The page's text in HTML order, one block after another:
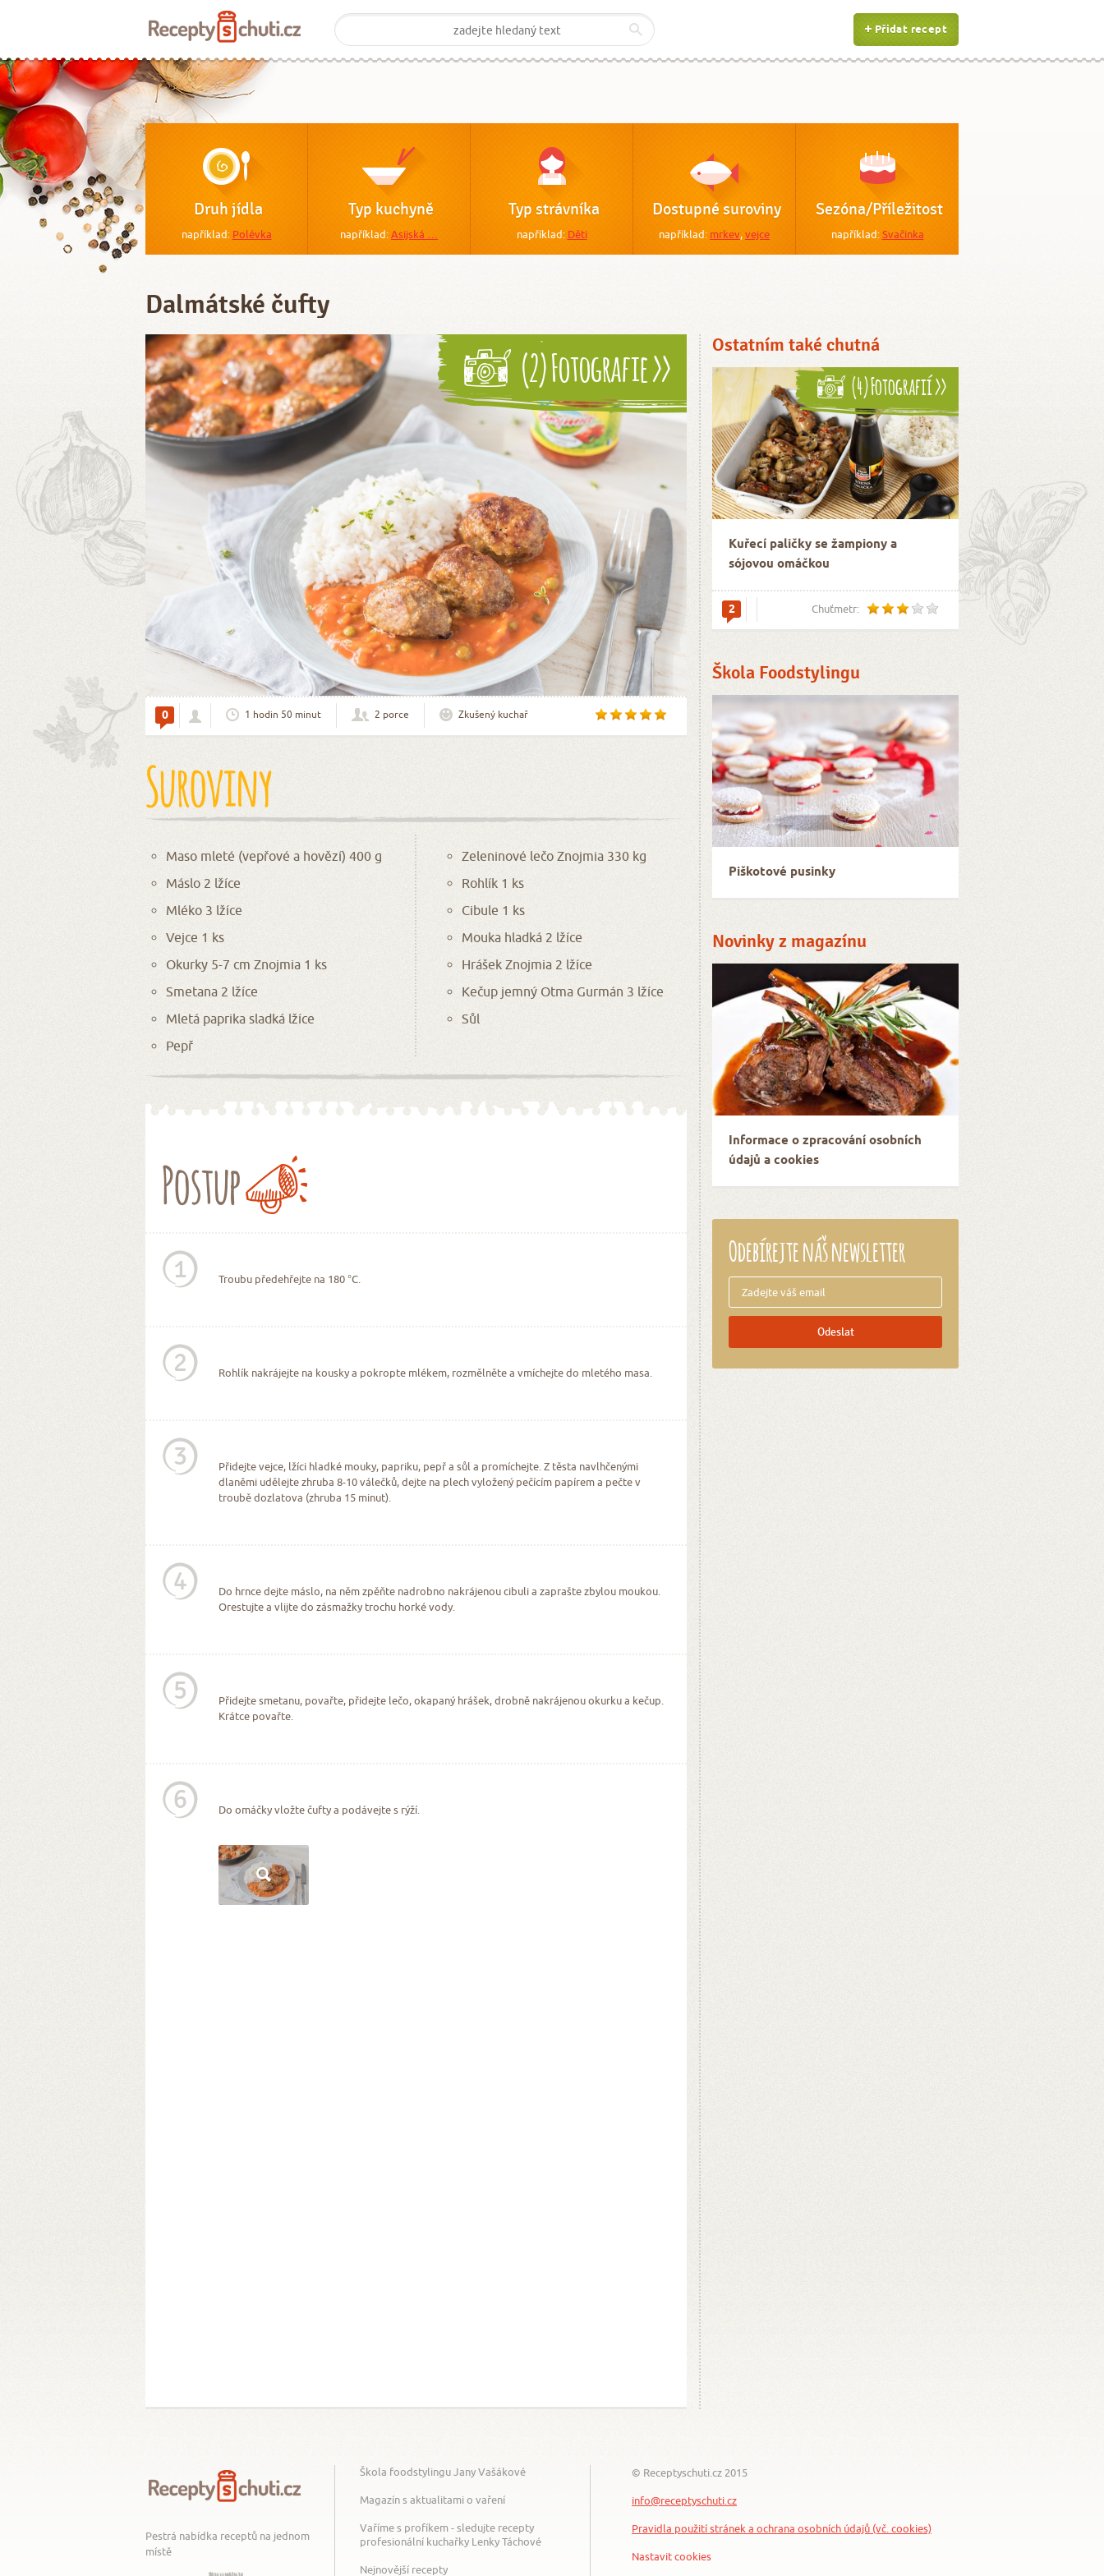
Přidat recept
Druh jídla
například: Polévka
Typ kuchyně
například:Asijská …
Typ strávníka
například: Děti
Dostupné suroviny
například: mrkev,vejce
Sezóna/Příležitost
například:Svačinka
Dalmátské čufty
Ostatním také chutná
(4) Fotografií >>
Kuřecí paličky se žampiony a
sójovou omáčkou
2 Chuťmetr:
Škola Foodstylingu
Piškotové pusinky
Novinky z magazínu
Informace o zpracování osobních
údajů a cookies
Odebírejte náš newsletter
(2) Fotografie >>
0 1 hodin 50 minut 2 porce Zkušený kuchař
Suroviny
Maso mleté (vepřové a hovězí) 400 g
Máslo 2 lžíce
Mléko 3 lžíce
Vejce 1 ks
Okurky 5-7 cm Znojmia 1 ks
Smetana 2 lžíce
Mletá paprika sladká lžíce
Pepř
Zeleninové lečo Znojmia 330 kg
Rohlík 1 ks
Cibule 1 ks
Mouka hladká 2 lžíce
Hrášek Znojmia 2 lžíce
Kečup jemný Otma Gurmán 3 lžíce
Sůl
Postup
1 Troubu předehřejte na 180 °C.
2 Rohlík nakrájejte na kousky a pokropte mlékem, rozmělněte a vmíchejte do mletého masa.
3
Přidejte vejce, lžíci hladké mouky, papriku, pepř a sůl a promíchejte. Z těsta navlhčenými
dlaněmi udělejte zhruba 8-10 válečků, dejte na plech vyložený pečícím papírem a pečte v
troubě dozlatova (zhruba 15 minut).
4
Do hrnce dejte máslo, na něm zpěňte nadrobno nakrájenou cibuli a zaprašte zbylou moukou.
Orestujte a vlijte do zásmažky trochu horké vody.
5
Přidejte smetanu, povařte, přidejte lečo, okapaný hrášek, drobně nakrájenou okurku a kečup.
Krátce povařte.
6 Do omáčky vložte čufty a podávejte s rýží.
Pestrá nabídka receptů na jednom
místě
Škola foodstylingu Jany Vašákové
Magazín s aktualitami o vaření
Vaříme s profíkem - sledujte recepty
profesionální kuchařky Lenky Táchové
Nejnovější recepty
© Receptyschuti.cz 2015
info@receptyschuti.cz
Pravidla použití stránek a ochrana osobních údajů (vč. cookies)
Nastavit cookies